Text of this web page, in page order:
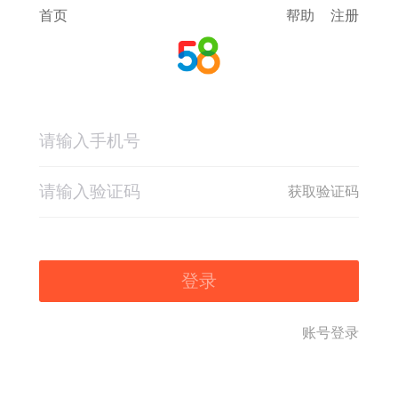
首页 帮助 注册
获取验证码
登录
账号登录